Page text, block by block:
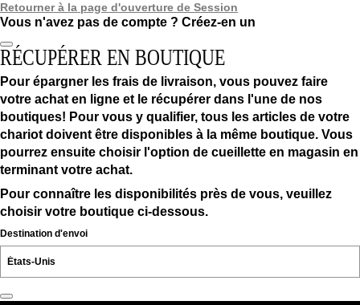
Retourner à la page d'ouverture de Session
Vous n'avez pas de compte ? Créez-en un
RÉCUPÉRER EN BOUTIQUE
Pour épargner les frais de livraison, vous pouvez faire
votre achat en ligne et le récupérer dans l'une de nos
boutiques! Pour vous y qualifier, tous les articles de votre
chariot doivent être disponibles à la même boutique. Vous
pourrez ensuite choisir l'option de cueillette en magasin en
terminant votre achat.
Pour connaître les disponibilités près de vous, veuillez
choisir votre boutique ci-dessous.
Destination d'envoi